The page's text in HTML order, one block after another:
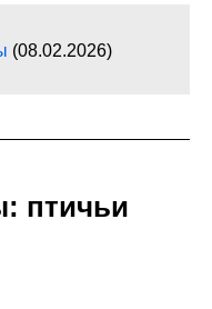
(08.02.2026)
птичьи